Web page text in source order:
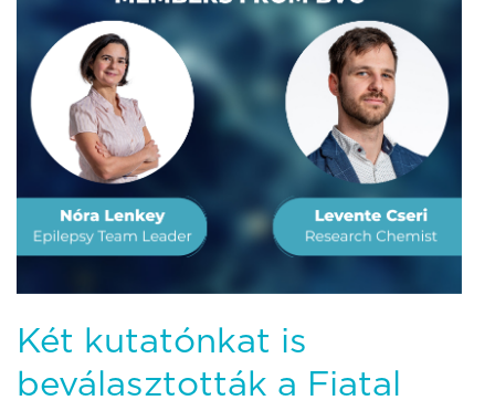
Két kutatónkat is
beválasztották a Fiatal